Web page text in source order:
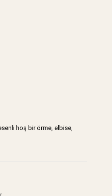
hoş bir örme, elbise,